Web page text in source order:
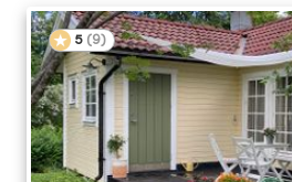
5 (9)